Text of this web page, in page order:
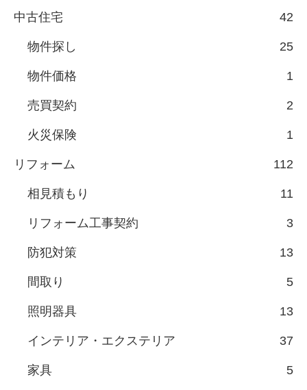
中古住宅 42
物件探し 25
物件価格 1
売買契約 2
火災保険 1
リフォーム 112
相見積もり 11
リフォーム工事契約 3
防犯対策 13
間取り 5
照明器具 13
インテリア・エクステリア 37
家具 5